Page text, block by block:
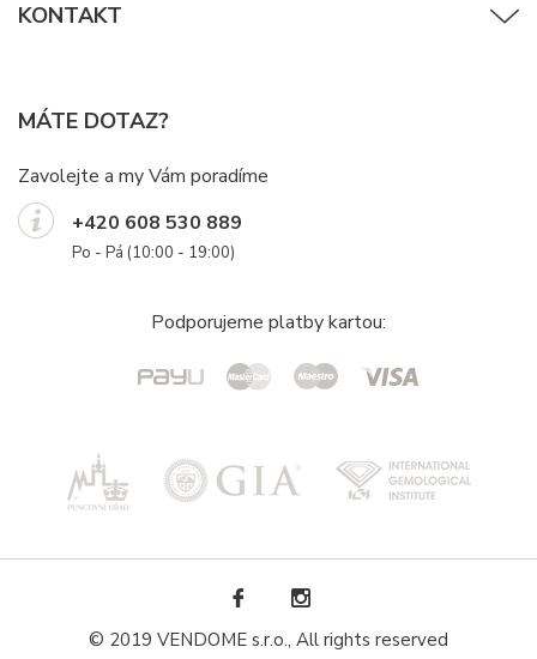
KONTAKT
MÁTE DOTAZ?
Zavolejte a my Vám poradíme
+420 608 530 889
Po - Pá (10:00 - 19:00)
Podporujeme platby kartou:
© 2019 VENDOME s.r.o., All rights reserved